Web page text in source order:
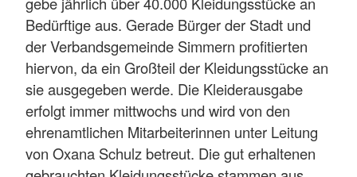
Bedürftige aus. Gerade Bürger der Stadt und
der Verbandsgemeinde Simmern profitierten
hiervon, da ein Großteil der Kleidungsstücke an
sie ausgegeben werde. Die Kleiderausgabe
erfolgt immer mittwochs und wird von den
ehrenamtlichen Mitarbeiterinnen unter Leitung
von Oxana Schulz betreut. Die gut erhaltenen